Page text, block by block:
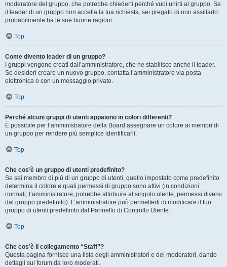
moderatore del gruppo, che potrebbe chiederti perché vuoi unirti al gruppo. Se
il leader di un gruppo non accetta la tua richiesta, sei pregato di non assillarlo:
probabilmente ha le sue buone ragioni.
Top
Come divento leader di un gruppo?
I gruppi vengono creati dall’amministratore, che ne stabilisce anche il leader.
Se desideri creare un nuovo gruppo, contatta l’amministratore via posta
elettronica o con un messaggio privato.
Top
Perché alcuni gruppi di utenti appaiono in colori differenti?
È possibile per l’amministratore della Board assegnare un colore ai membri di
un gruppo per rendere più semplice identificarli.
Top
Che cos’è un gruppo di utenti predefinito?
Se sei membro di più di un gruppo di utenti, quello impostato come predefinito
determina il colore e quali permessi di gruppo sono attivi (in condizioni
normali; l’amministratore, potrebbe attribuire al singolo utente, permessi diversi
dal gruppo predefinito). L’amministratore può permetterti di modificare il tuo
gruppo di utenti predefinito dal Pannello di Controllo Utente.
Top
Che cos’è il collegamento “Staff”?
Questa pagina fornisce una lista degli amministratori e dei moderatori, dando
dettagli sui forum da loro moderati.